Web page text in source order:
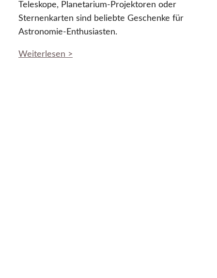
Teleskope, Planetarium-Projektoren oder
Sternenkarten sind beliebte Geschenke für
Astronomie-Enthusiasten.
Weiterlesen >